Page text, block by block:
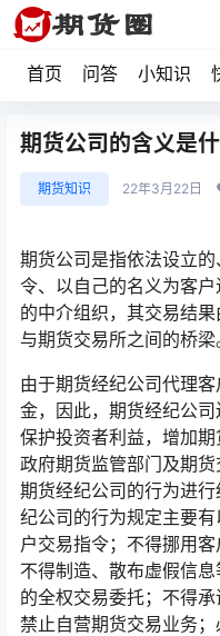
首页 问答 小知识
期货公司的含义是
期货知识 22年3月22日
期货公司是指依法设立
令、以自己的名义为客
的中介组织，其交易结
与期货交易所之间的桥梁
由于期货经纪公司代理
金，因此，期货经纪公
保护投资者利益，增加
政府期货监管部门及期
期货经纪公司的行为进
纪公司的行为规定主要
户交易指令；不得挪用客
不得制造、散布虚假信
的全权交易委托；不得承
禁止自营期货交易业务